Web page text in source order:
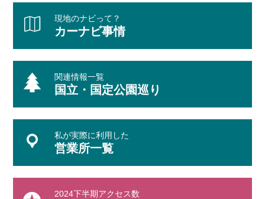
現地のナビって？
カーナビ事情
関連情報一覧
国立・国定公園巡り
私が実際に利用した
営業所一覧
2024下半期アクセス数